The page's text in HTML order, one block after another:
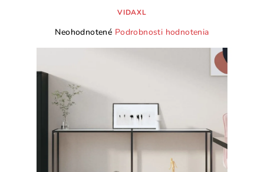
VIDAXL
Priemerné
0,0
z
5
hviezdičiek.
Neohodnotené Podrobnosti hodnotenia